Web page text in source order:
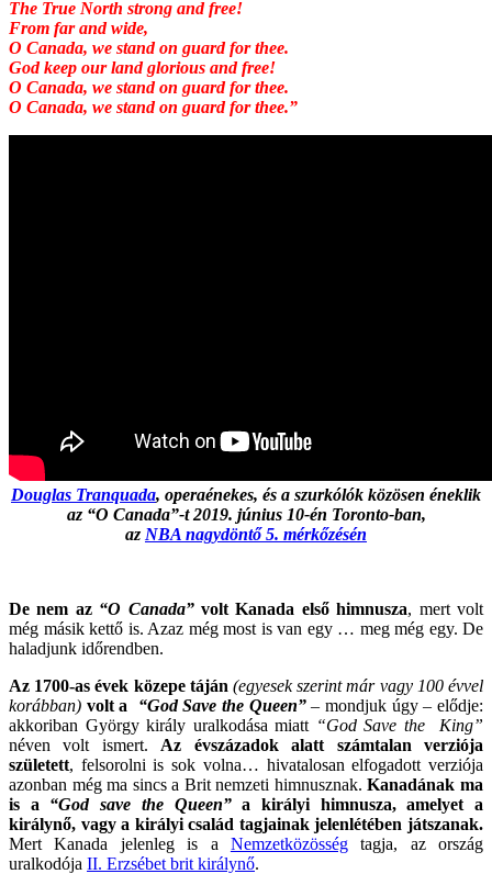
The True North strong and free!
From far and wide,
O Canada, we stand on guard for thee.
God keep our land glorious and free!
O Canada, we stand on guard for thee.
O Canada, we stand on guard for thee.”
Douglas Tranquada, operaénekes, és a szurkólók közösen éneklik
az “O Canada”-t 2019. június 10-én Toronto-ban,
az NBA nagydöntő 5. mérkőzésén
De nem az “O Canada”volt Kanada első himnusza, mert volt
még másik kettő is. Azaz még most is van egy … meg még egy. De
haladjunk időrendben.
Az 1700-as évek közepe táján (egyesek szerint már vagy 100 évvel
korábban) volt a “God Save the Queen”– mondjuk úgy – elődje:
akkoriban György király uralkodása miatt “God Save the King”
néven volt ismert. Az évszázadok alatt számtalan verziója
született, felsorolni is sok volna… hivatalosan elfogadott verziója
azonban még ma sincs a Brit nemzeti himnusznak.Kanadának ma
is a “God save the Queen”a királyi himnusza, amelyet a
királynő, vagy a királyi család tagjainak jelenlétében játszanak.
Mert Kanada jelenleg is a Nemzetközösségtagja, az ország
uralkodója II. Erzsébet brit királynő.